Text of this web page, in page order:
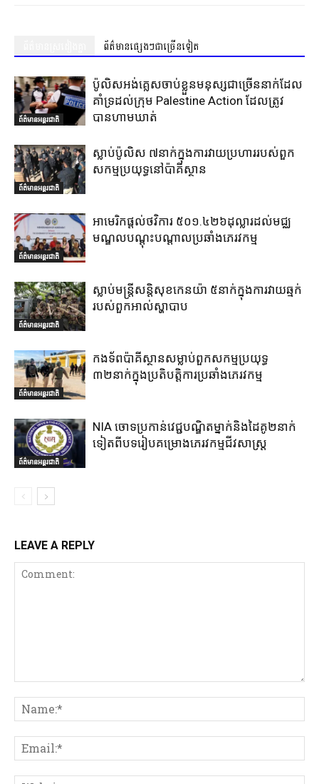
ព័ត៌មានផ្សេងៗជាច្រើនទៀត
ព័ត៌មានអន្តរជាតិ
ប៉ូលិសអង់គ្លេសចាប់ខ្លួនមនុស្សជាច្រើននាក់ដែល
គាំទ្រដល់ក្រុម Palestine Action ដែលត្រូវ
បានហាមឃាត់
ព័ត៌មានអន្តរជាតិ
ស្លាប់ប៉ូលិស ៧នាក់ក្នុងការវាយប្រហាររបស់ពួក
សកម្មប្រយុទ្ធនៅប៉ាគីស្ថាន
ព័ត៌មានអន្តរជាតិ
អាមេរិកផ្តល់ថវិការ ៥០១.៤២៦ដុល្លារដល់មជ្ឈ
មណ្ឌលបណ្តុះបណ្តាលប្រឆាំងភេរវកម្ម
ព័ត៌មានអន្តរជាតិ
ស្លាប់មន្ត្រីសន្តិសុខកេនយ៉ា ៥នាក់ក្នុងការវាយឆ្មក់
របស់ពួកអាល់ស្ហាបាប
ព័ត៌មានអន្តរជាតិ
កងទ័ពប៉ាគីស្ថានសម្លាប់ពួកសកម្មប្រយុទ្ធ
៣២នាក់ក្នុងប្រតិបត្តិការប្រឆាំងភេរវកម្ម
ព័ត៌មានអន្តរជាតិ
NIA ចោទប្រកាន់វេជ្ជបណ្ឌិតម្នាក់និងដៃគូ២នាក់
ទៀតពីបទរៀបគម្រោងភេរវកម្មជីវសាស្ត្រ
LEAVE A REPLY